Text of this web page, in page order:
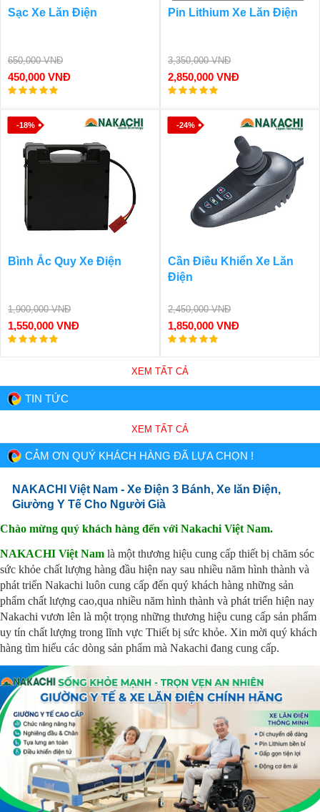
Sạc Xe Lăn Điện
650,000 VNĐ
450,000 VNĐ
Pin Lithium Xe Lăn Điện
3,350,000 VNĐ
2,850,000 VNĐ
-18%
Bình Ắc Quy Xe Điện
1,900,000 VNĐ
1,550,000 VNĐ
-24%
Cần Điều Khiển Xe Lăn
Điện
2,450,000 VNĐ
1,850,000 VNĐ
XEM TẤT CẢ
TIN TỨC
XEM TẤT CẢ
CẢM ƠN QUÝ KHÁCH HÀNG ĐÃ LỰA CHỌN !
NAKACHI Việt Nam - Xe Điện 3 Bánh, Xe lăn Điện,
Giường Y Tế Cho Người Già
Chào mừng quý khách hàng đến với Nakachi Việt Nam.
NAKACHI Việt Nam là một thương hiệu cung cấp thiết bị chăm sóc
sức khỏe chất lượng hàng đầu hiện nay sau nhiều năm hình thành và
phát triển Nakachi luôn cung cấp đến quý khách hàng những sản
phẩm chất lượng cao,qua nhiều năm hình thành và phát triển hiện nay
Nakachi vươn lên là một trọng những thương hiệu cung cấp sản phẩm
uy tín chất lượng trong lĩnh vực Thiết bị sức khỏe. Xin mời quý khách
hàng tìm hiểu các dòng sản phẩm mà Nakachi đang cung cấp.